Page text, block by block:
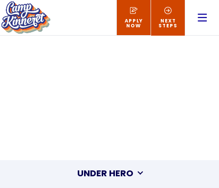
NEXT
STEPS
APPLY
NOW
UNDER HERO